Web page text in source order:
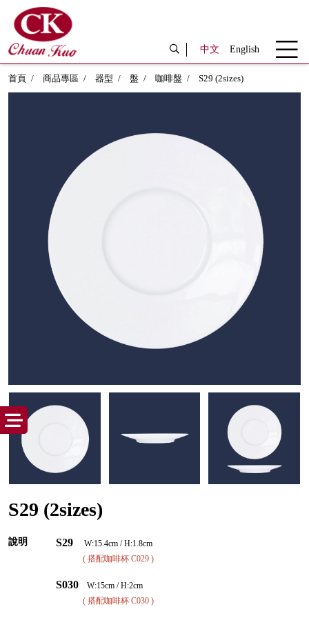
中文 English
首頁 商品專區 器型 盤 咖啡盤 S29 (2sizes)
S29 (2sizes)
說明 S29
W:15.4cm / H:1.8cm
( 搭配咖啡杯 C029 )
S030
W:15cm / H:2cm
( 搭配咖啡杯 C030 )